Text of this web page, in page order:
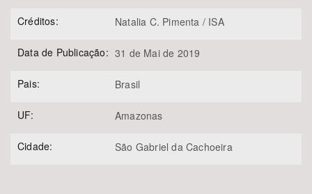
Créditos: Natalia C. Pimenta / ISA
Data de Publicação: 31 de Mai de 2019
Pais: Brasil
UF: Amazonas
Cidade: São Gabriel da Cachoeira